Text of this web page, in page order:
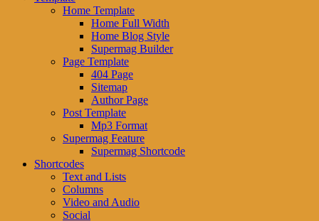
Home Template
Home Full Width
Home Blog Style
Supermag Builder
Page Template
404 Page
Sitemap
Author Page
Post Template
Mp3 Format
Supermag Feature
Supermag Shortcode
Shortcodes
Text and Lists
Columns
Video and Audio
Social